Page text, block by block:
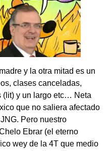
y la otra mitad es un
clases canceladas,
(lit) y un largo etc… Neta
que no saliera afectado
Pero nuestro
Ebrar (el eterno
wey de la 4T que medio